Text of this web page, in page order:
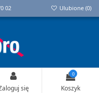
02 Ulubione (0)
się
0
Koszyk